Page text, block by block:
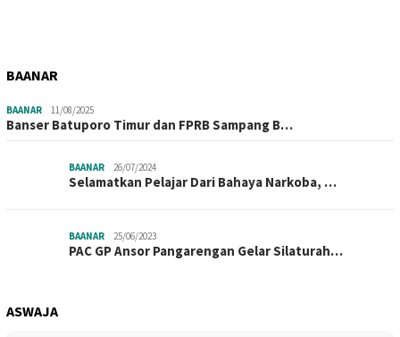
BAANAR
BAANAR 11/08/2025
Banser Batuporo Timur dan FPRB Sampang B…
BAANAR 26/07/2024
Selamatkan Pelajar Dari Bahaya Narkoba, …
BAANAR 25/06/2023
PAC GP Ansor Pangarengan Gelar Silaturah…
ASWAJA